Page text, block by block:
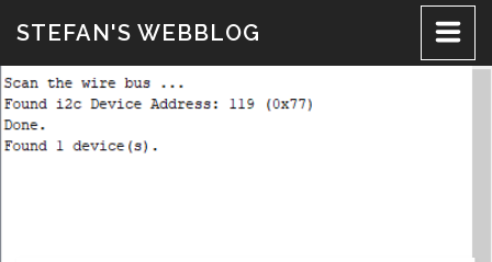
InhaltSTEFAN'S WEBBLOG